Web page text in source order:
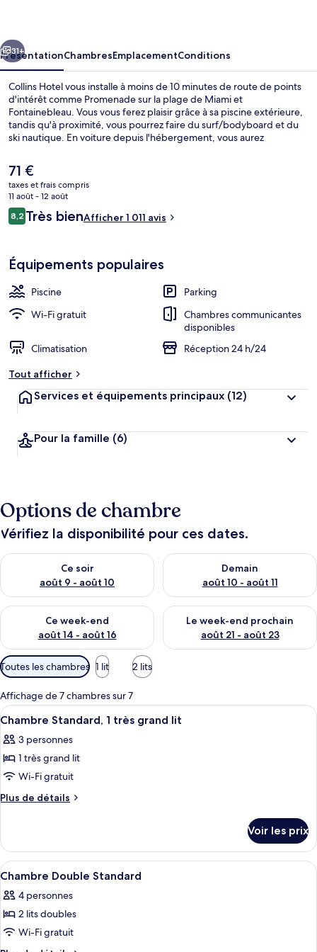
Suivant
31+
PrésentationChambresEmplacementConditions
Collins Hotel vous installe à moins de 10 minutes de route de points
d'intérêt comme Promenade sur la plage de Miami et
Fontainebleau. Vous vous ferez plaisir grâce à sa piscine extérieure,
tandis qu'à proximité, vous pourrez faire du surf/bodyboard et du
ski nautique. En voiture depuis l'hébergement, vous aurez
Collins Avenue et Miami Beach Convention Center. Le personnel
attentionné et l'accès facile à pied remportent un vif succès auprès
des autres voyageurs.
Le
prix
actuel
est
de
71 €
taxes et frais compris
11 août - 12 août
Avis
voyageurs
8,28,2 sur 10
Très bienAfficher 1 011 avis
Équipements populaires
Piscine
Parking
Wi-Fi gratuit
Chambres communicantes
disponibles
Climatisation
Réception 24 h/24
Tout afficher
Services et équipements principaux (12)
Pour la famille (6)
Options de chambre
Vérifiez la disponibilité pour ces dates.
Ce soir
août 9 - août 10
Vérifier la disponibilité pour ce soir août 9 - août 10
Demain
août 10 - août 11
Vérifier la disponibilité pour
Ce week-end
août 14 - août 16
Vérifier la disponibilité pour ce week-end août 14 - août 16
Le week-end prochain
août 21 - août 23
Vérifier la disponibilité pour
Filtres
disponibles
pour
les
chambres
Toutes les chambres 1 lit 2 lits
Affichage de 7 chambres sur 7
Afficher
toutes
les
photos
pour
ce
chambre :
Chambre
Standard,
très
grand
lit
Une chambre d’hôtel avec un
4
Chambre Standard, 1 très grand lit
3 personnes
1 très grand lit
Wi-Fi gratuit
Plus de détails
Plus
le
type
de
Chambre
Standard,
très
Voir les prix
Afficher
toutes
les
photos
pour
Une chambre d’hôtel avec deux lits,
4
Chambre Double Standard
4 personnes
2 lits doubles
Wi-Fi gratuit